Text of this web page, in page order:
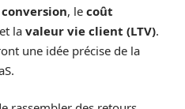
, le coût
et la valeur vie client (LTV).
une idée précise de la